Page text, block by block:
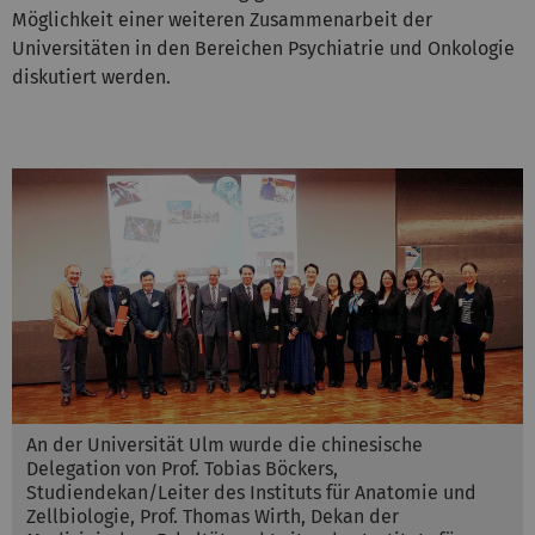
Möglichkeit einer weiteren Zusammenarbeit der
Universitäten in den Bereichen Psychiatrie und Onkologie
diskutiert werden.
An der Universität Ulm wurde die chinesische
Delegation von Prof. Tobias Böckers,
Studiendekan/Leiter des Instituts für Anatomie und
Zellbiologie, Prof. Thomas Wirth, Dekan der